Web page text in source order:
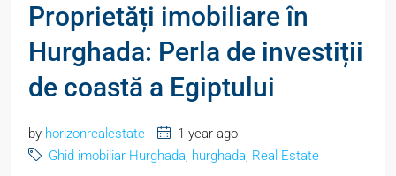
Proprietăți imobiliare în
Hurghada: Perla de investiții
de coastă a Egiptului
by horizonrealestate
1 year ago
Ghid imobiliar Hurghada, hurghada, Real Estate